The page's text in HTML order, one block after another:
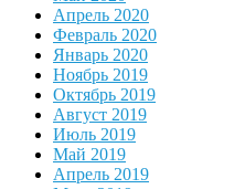
Апрель 2020
Февраль 2020
Январь 2020
Ноябрь 2019
Октябрь 2019
Август 2019
Июль 2019
Май 2019
Апрель 2019